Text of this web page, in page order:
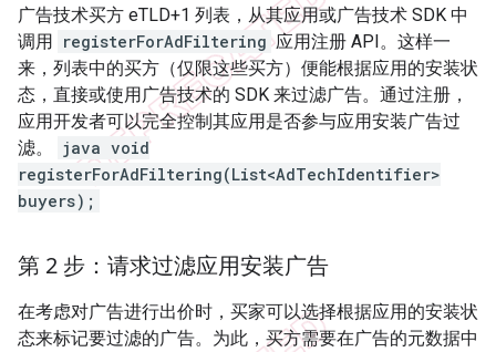
广告技术买方 eTLD+1 列表，从其应用或广告技术 SDK 中
调用 registerForAdFiltering 应用注册 API。这样一
来，列表中的买方（仅限这些买方）便能根据应用的安装状
态，直接或使用广告技术的 SDK 来过滤广告。通过注册，
应用开发者可以完全控制其应用是否参与应用安装广告过
滤。
java void
registerForAdFiltering(List<AdTechIdentifier>
buyers);
第 2 步：请求过滤应用安装广告
在考虑对广告进行出价时，买家可以选择根据应用的安装状
态来标记要过滤的广告。为此，买方需要在广告的元数据中